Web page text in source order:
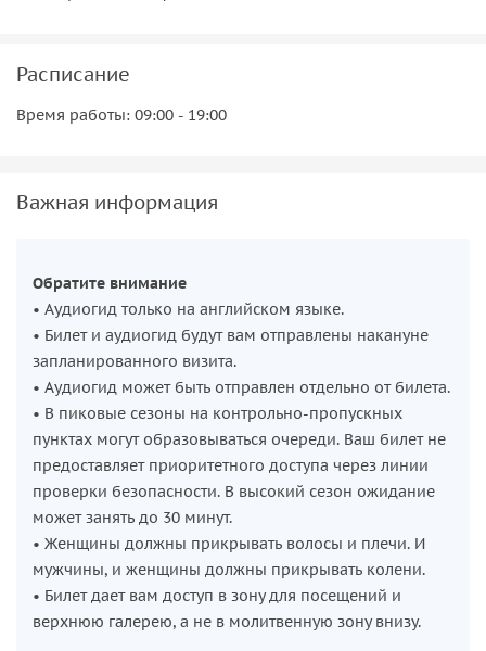
Расписание
Время работы: 09:00 - 19:00
Важная информация
Обратите внимание
• Аудиогид только на английском языке.
• Билет и аудиогид будут вам отправлены накануне
запланированного визита.
• Аудиогид может быть отправлен отдельно от билета.
• В пиковые сезоны на контрольно-пропускных
пунктах могут образовываться очереди. Ваш билет не
предоставляет приоритетного доступа через линии
проверки безопасности. В высокий сезон ожидание
может занять до 30 минут.
• Женщины должны прикрывать волосы и плечи. И
мужчины, и женщины должны прикрывать колени.
• Билет дает вам доступ в зону для посещений и
верхнюю галерею, а не в молитвенную зону внизу.